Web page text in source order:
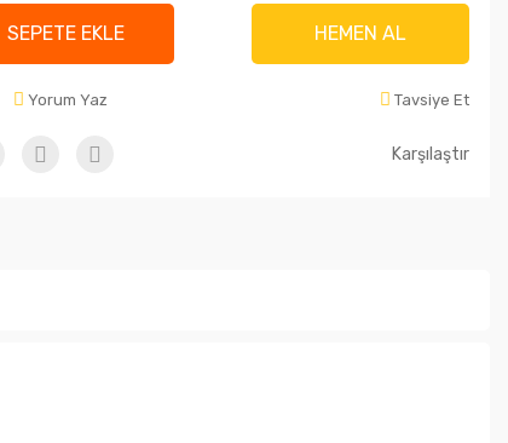
SEPETE EKLE HEMEN AL
Yorum Yaz Tavsiye Et
Karşılaştır